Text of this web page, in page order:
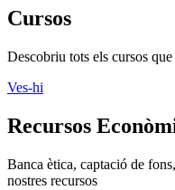
Cursos
Descobriu tots els cursos
Ves-hi
Recursos
Banca ètica, captació de
nostres recursos